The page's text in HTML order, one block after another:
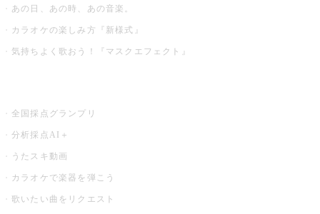
あの日、あの時、あの音楽。
カラオケの楽しみ方『新様式』
気持ちよく歌おう！『マスクエフェクト』
全国採点グランプリ
分析採点AI＋
うたスキ動画
カラオケで楽器を弾こう
歌いたい曲をリクエスト